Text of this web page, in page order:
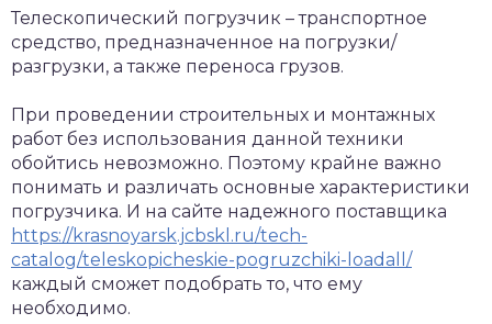
Телескопический погрузчик – транспортное
средство, предназначенное на погрузки/
разгрузки, а также переноса грузов.
При проведении строительных и монтажных
работ без использования данной техники
обойтись невозможно. Поэтому крайне важно
понимать и различать основные характеристики
погрузчика. И на сайте надежного поставщика
https://krasnoyarsk.jcbskl.ru/tech-
catalog/teleskopicheskie-pogruzchiki-loadall/
каждый сможет подобрать то, что ему
необходимо.